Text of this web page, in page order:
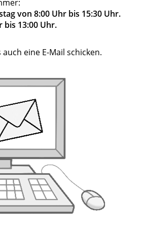
von 8:00 Uhr bis 15:30 Uhr.
bis 13:00 Uhr.
eine E-Mail schicken.